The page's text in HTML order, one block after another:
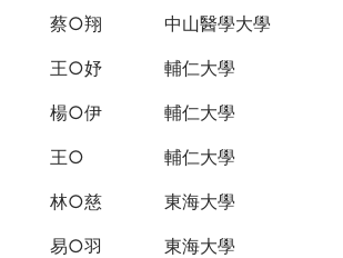
蔡○翔 中山醫學大學
王○妤 輔仁大學
楊○伊 輔仁大學
王○ 輔仁大學
林○慈 東海大學
易○羽 東海大學